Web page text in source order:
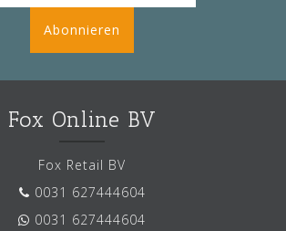
Abonnieren
Fox Online BV
Fox Retail BV
0031 627444604
0031 627444604